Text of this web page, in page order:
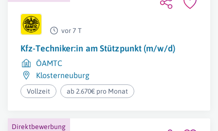
vor 7 T
Kfz-Techniker:in am Stützpunkt (m/w/d)
ÖAMTC
Klosterneuburg
Vollzeit ab 2.670€ pro Monat
Direktbewerbung